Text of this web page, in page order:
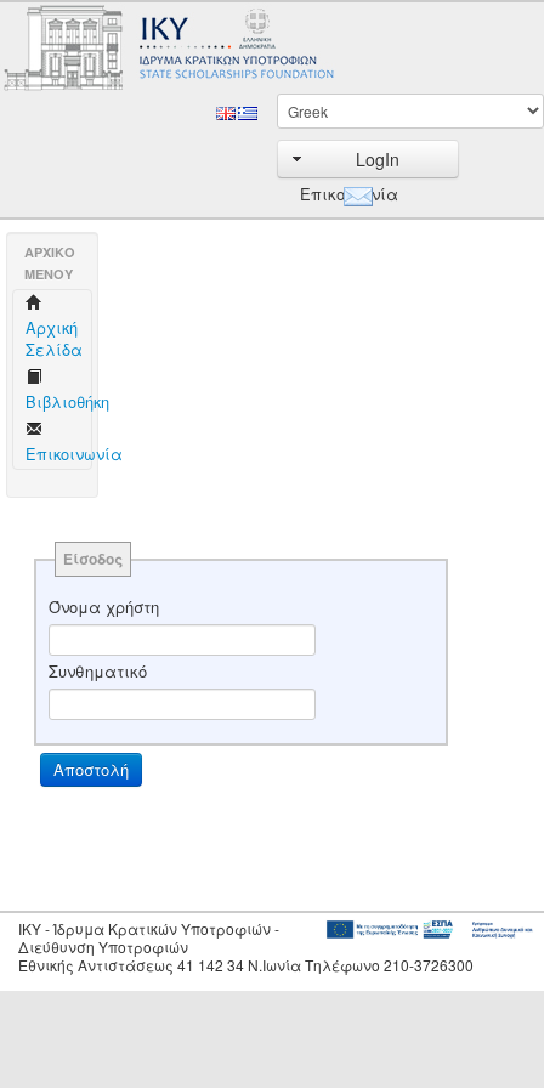
LogIn
Επικοινωνία
AΡΧΙΚΟ
ΜΕΝΟΥ
Aρχική
Σελίδα
Βιβλιοθήκη
Επικοινωνία
Είσοδος
Όνομα χρήστη
Συνθηματικό
IKY - Ίδρυμα Κρατικών Υποτροφιών -
Διεύθυνση Υποτροφιών
Εθνικής Αντιστάσεως 41 142 34 Ν.Ιωνία Τηλέφωνο 210-3726300